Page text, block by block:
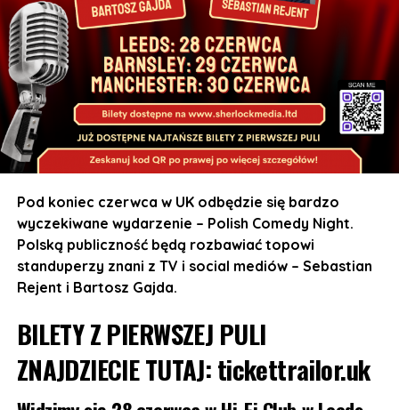
Pod koniec czerwca w UK odbędzie się bardzo
wyczekiwane wydarzenie – Polish Comedy Night.
Polską publiczność będą rozbawiać topowi
standuperzy znani z TV i social mediów – Sebastian
Rejent i Bartosz Gajda.
BILETY Z PIERWSZEJ PULI
ZNAJDZIECIE TUTAJ:tickettrailor.uk